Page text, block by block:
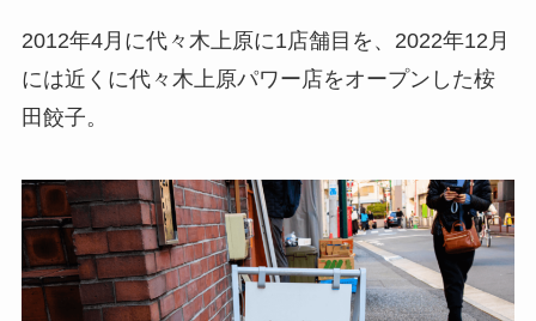
2012年4月に代々木上原に1店舗目を、2022年12月
には近くに代々木上原パワー店をオープンした桉
田餃子。